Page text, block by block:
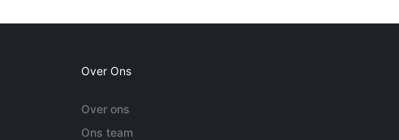
Over Ons
Over ons
Ons team